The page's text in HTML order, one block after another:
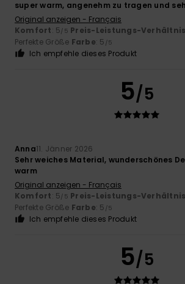
super warm, angenehm zu tragen und
Original anzeigen - Français
Komfort: 5/5 Preis-Leistungs-Verhältnis
Perfekte Größe Farbe: 5 /5
Ich empfehle dieses Produkt
5/5
Anna11. Jänner 2026
Sehr weiches Material, wunderschönes
warm
Original anzeigen - Français
Komfort: 5/5 Preis-Leistungs-Verhältnis
Perfekte Größe Farbe: 5 /5
Ich empfehle dieses Produkt
5/5